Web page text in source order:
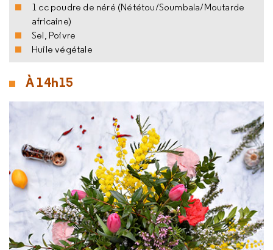
1 cc poudre de néré (Nététou/Soumbala/Moutarde
africaine)
Sel, Poivre
Huile végétale
À 14h15